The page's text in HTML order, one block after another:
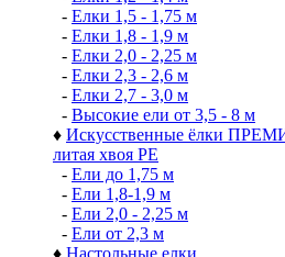
- Елки 1,5 - 1,75 м
- Елки 1,8 - 1,9 м
- Елки 2,0 - 2,25 м
- Елки 2,3 - 2,6 м
- Елки 2,7 - 3,0 м
- Высокие ели от 3,5 - 8 м
♦ Искусственные ёлки
литая хвоя РЕ
- Ели до 1,75 м
- Ели 1,8-1,9 м
- Ели 2,0 - 2,25 м
- Ели от 2,3 м
♦ Настольные елки